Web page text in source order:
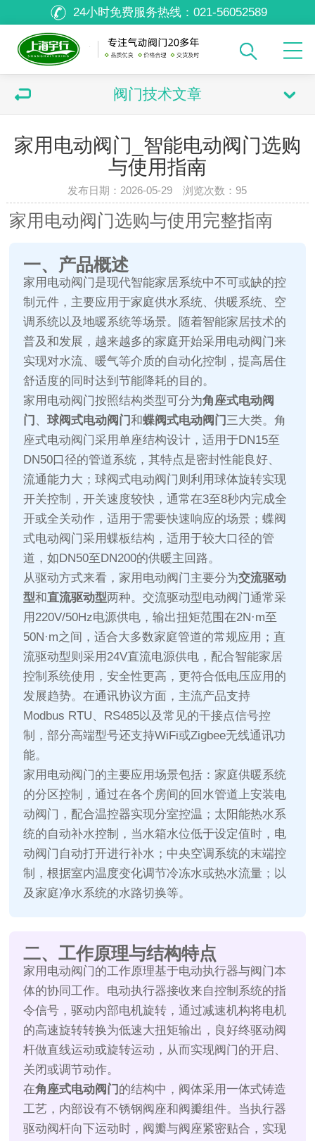
24小时免费服务热线： 021-56052589
阀门技术文章
家用电动阀门_智能电动阀门选购
与使用指南
发布日期：2026-05-29 浏览次数： 95
家用电动阀门选购与使用完整指南
一、产品概述
家用电动阀门是现代智能家居系统中不可或缺的控
制元件，主要应用于家庭供水系统、供暖系统、空
调系统以及地暖系统等场景。随着智能家居技术的
普及和发展，越来越多的家庭开始采用电动阀门来
实现对水流、暖气等介质的自动化控制，提高居住
舒适度的同时达到节能降耗的目的。
家用电动阀门按照结构类型可分为角座式电动阀
门 、球阀式电动阀门和蝶阀式电动阀门三大类。角
座式电动阀门采用单座结构设计，适用于DN15至
DN50口径的管道系统，其特点是密封性能良好、
流通能力大；球阀式电动阀门则利用球体旋转实现
开关控制，开关速度较快，通常在3至8秒内完成全
开或全关动作，适用于需要快速响应的场景；蝶阀
式电动阀门采用蝶板结构，适用于较大口径的管
道，如DN50至DN200的供暖主回路。
从驱动方式来看，家用电动阀门主要分为交流驱动
型和直流驱动型两种。交流驱动型电动阀门通常采
用220V/50Hz电源供电，输出扭矩范围在2N·m至
50N·m之间，适合大多数家庭管道的常规应用；直
流驱动型则采用24V直流电源供电，配合智能家居
控制系统使用，安全性更高，更符合低电压应用的
发展趋势。在通讯协议方面，主流产品支持
Modbus RTU、RS485以及常见的干接点信号控
制，部分高端型号还支持WiFi或Zigbee无线通讯功
能。
家用电动阀门的主要应用场景包括：家庭供暖系统
的分区控制，通过在各个房间的回水管道上安装电
动阀门，配合温控器实现分室控温；太阳能热水系
统的自动补水控制，当水箱水位低于设定值时，电
动阀门自动打开进行补水；中央空调系统的末端控
制，根据室内温度变化调节冷冻水或热水流量；以
及家庭净水系统的水路切换等。
二、工作原理与结构特点
家用电动阀门的工作原理基于电动执行器与阀门本
体的协同工作。电动执行器接收来自控制系统的指
令信号，驱动内部电机旋转，通过减速机构将电机
的高速旋转转换为低速大扭矩输出，良好终驱动阀
杆做直线运动或旋转运动，从而实现阀门的开启、
关闭或调节动作。
在角座式电动阀门 的结构中，阀体采用一体式铸造
工艺，内部设有不锈钢阀座和阀瓣组件。当执行器
驱动阀杆向下运动时，阀瓣与阀座紧密贴合，实现